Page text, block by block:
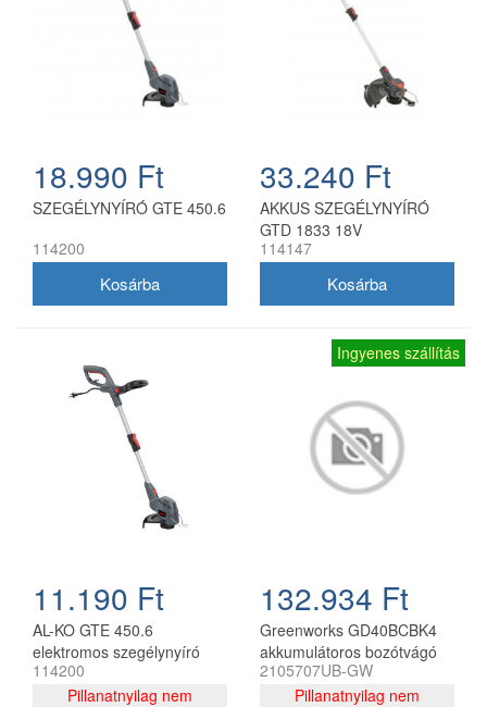
18.990 Ft
SZEGÉLYNYÍRÓ GTE 450.6
114200
33.240 Ft
AKKUS SZEGÉLYNYÍRÓ
GTD 1833 18V
114147
11.190 Ft
AL-KO GTE 450.6
elektromos szegélynyíró
450 W 25 cm
114200
Pillanatnyilag nem
Ingyenes szállítás
132.934 Ft
Greenworks GD40BCBK4
akkumulátoros bozótvágó
40 V 4 Ah akkumulátorral és
töltővel
2105707UB-GW
Pillanatnyilag nem